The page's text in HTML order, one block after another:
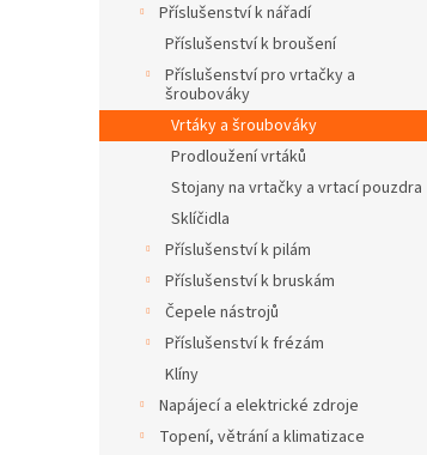
Příslušenství k nářadí
Příslušenství k broušení
Příslušenství pro vrtačky a
šroubováky
Vrtáky a šroubováky
Prodloužení vrtáků
Stojany na vrtačky a vrtací pouzdra
Sklíčidla
Příslušenství k pilám
Příslušenství k bruskám
Čepele nástrojů
Příslušenství k frézám
Klíny
Napájecí a elektrické zdroje
Topení, větrání a klimatizace